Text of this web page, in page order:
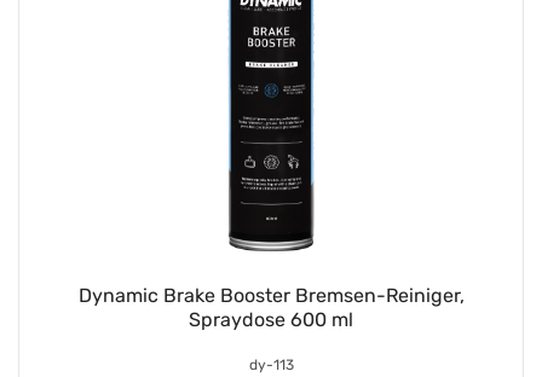
Dynamic Brake Booster Bremsen-Reiniger,
Spraydose 600 ml
dy-113